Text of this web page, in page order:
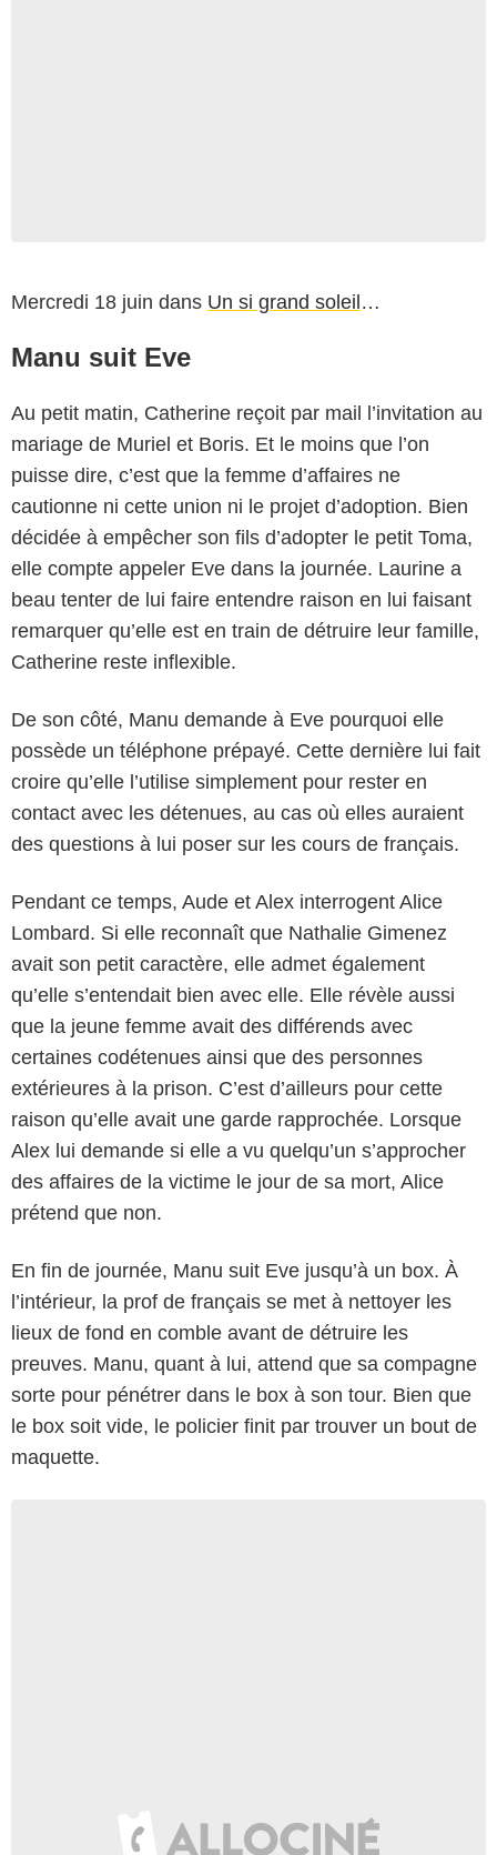
Mercredi 18 juin dans Un si grand soleil…
Manu suit Eve
Au petit matin, Catherine reçoit par mail l’invitation au
mariage de Muriel et Boris. Et le moins que l’on
puisse dire, c’est que la femme d’affaires ne
cautionne ni cette union ni le projet d’adoption. Bien
décidée à empêcher son fils d’adopter le petit Toma,
elle compte appeler Eve dans la journée. Laurine a
beau tenter de lui faire entendre raison en lui faisant
remarquer qu’elle est en train de détruire leur famille,
Catherine reste inflexible.
De son côté, Manu demande à Eve pourquoi elle
possède un téléphone prépayé. Cette dernière lui fait
croire qu’elle l’utilise simplement pour rester en
contact avec les détenues, au cas où elles auraient
des questions à lui poser sur les cours de français.
Pendant ce temps, Aude et Alex interrogent Alice
Lombard. Si elle reconnaît que Nathalie Gimenez
avait son petit caractère, elle admet également
qu’elle s’entendait bien avec elle. Elle révèle aussi
que la jeune femme avait des différends avec
certaines codétenues ainsi que des personnes
extérieures à la prison. C’est d’ailleurs pour cette
raison qu’elle avait une garde rapprochée. Lorsque
Alex lui demande si elle a vu quelqu’un s’approcher
des affaires de la victime le jour de sa mort, Alice
prétend que non.
En fin de journée, Manu suit Eve jusqu’à un box. À
l’intérieur, la prof de français se met à nettoyer les
lieux de fond en comble avant de détruire les
preuves. Manu, quant à lui, attend que sa compagne
sorte pour pénétrer dans le box à son tour. Bien que
le box soit vide, le policier finit par trouver un bout de
maquette.